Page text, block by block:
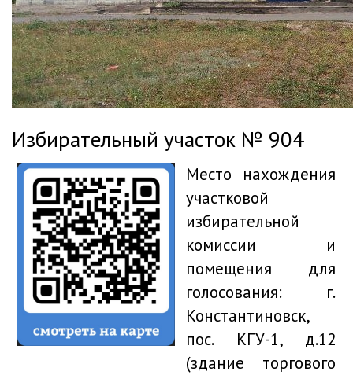
Избирательный участок № 904
Место нахождения
участковой
избирательной
комиссии и
помещения для
голосования: г.
Константиновск,
пос. КГУ-1, д.12
(здание торгового